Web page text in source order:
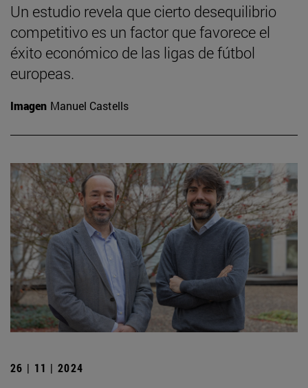
Un estudio revela que cierto desequilibrio
competitivo es un factor que favorece el
éxito económico de las ligas de fútbol
europeas.
Imagen Manuel Castells
26 | 11 | 2024